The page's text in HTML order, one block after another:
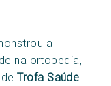
a
na ortopedia,
Trofa Saúde